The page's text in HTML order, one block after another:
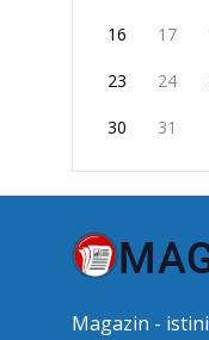
16 17
23 24
30 31
Magazin -